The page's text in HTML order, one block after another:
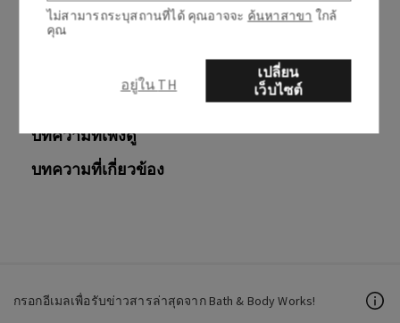
ใช่ ไม่
บทความที่เพิ่งดู
บทความที่เกี่ยวข้อง
กรอกอีเมลเพื่อรับข่าวสารล่าสุดจาก Bath & Body Works!
ไม่สามารถระบุสถานที่ได้ คุณอาจจะ ค้นหาสาขา ใกล้
คุณ
อยู่ใน TH
เปลี่ยน
เว็บไซต์